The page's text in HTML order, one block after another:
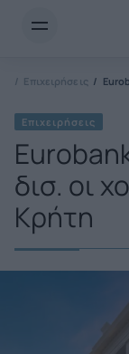
Επιχειρήσεις
Επιχειρήσεις
δισ. οι
Κρήτη
Newsletter Email*